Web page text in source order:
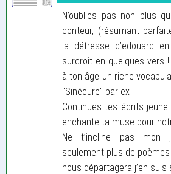
N’oublies pas non plus
conteur, (résumant
la détresse d’edouard
surcroit en quelques vers
à ton âge un riche
"Sinécure" par ex !
Continues tes écrits jeune
enchante ta muse pour
Ne t’incline pas mon
seulement plus de
nous départagera j’en suis